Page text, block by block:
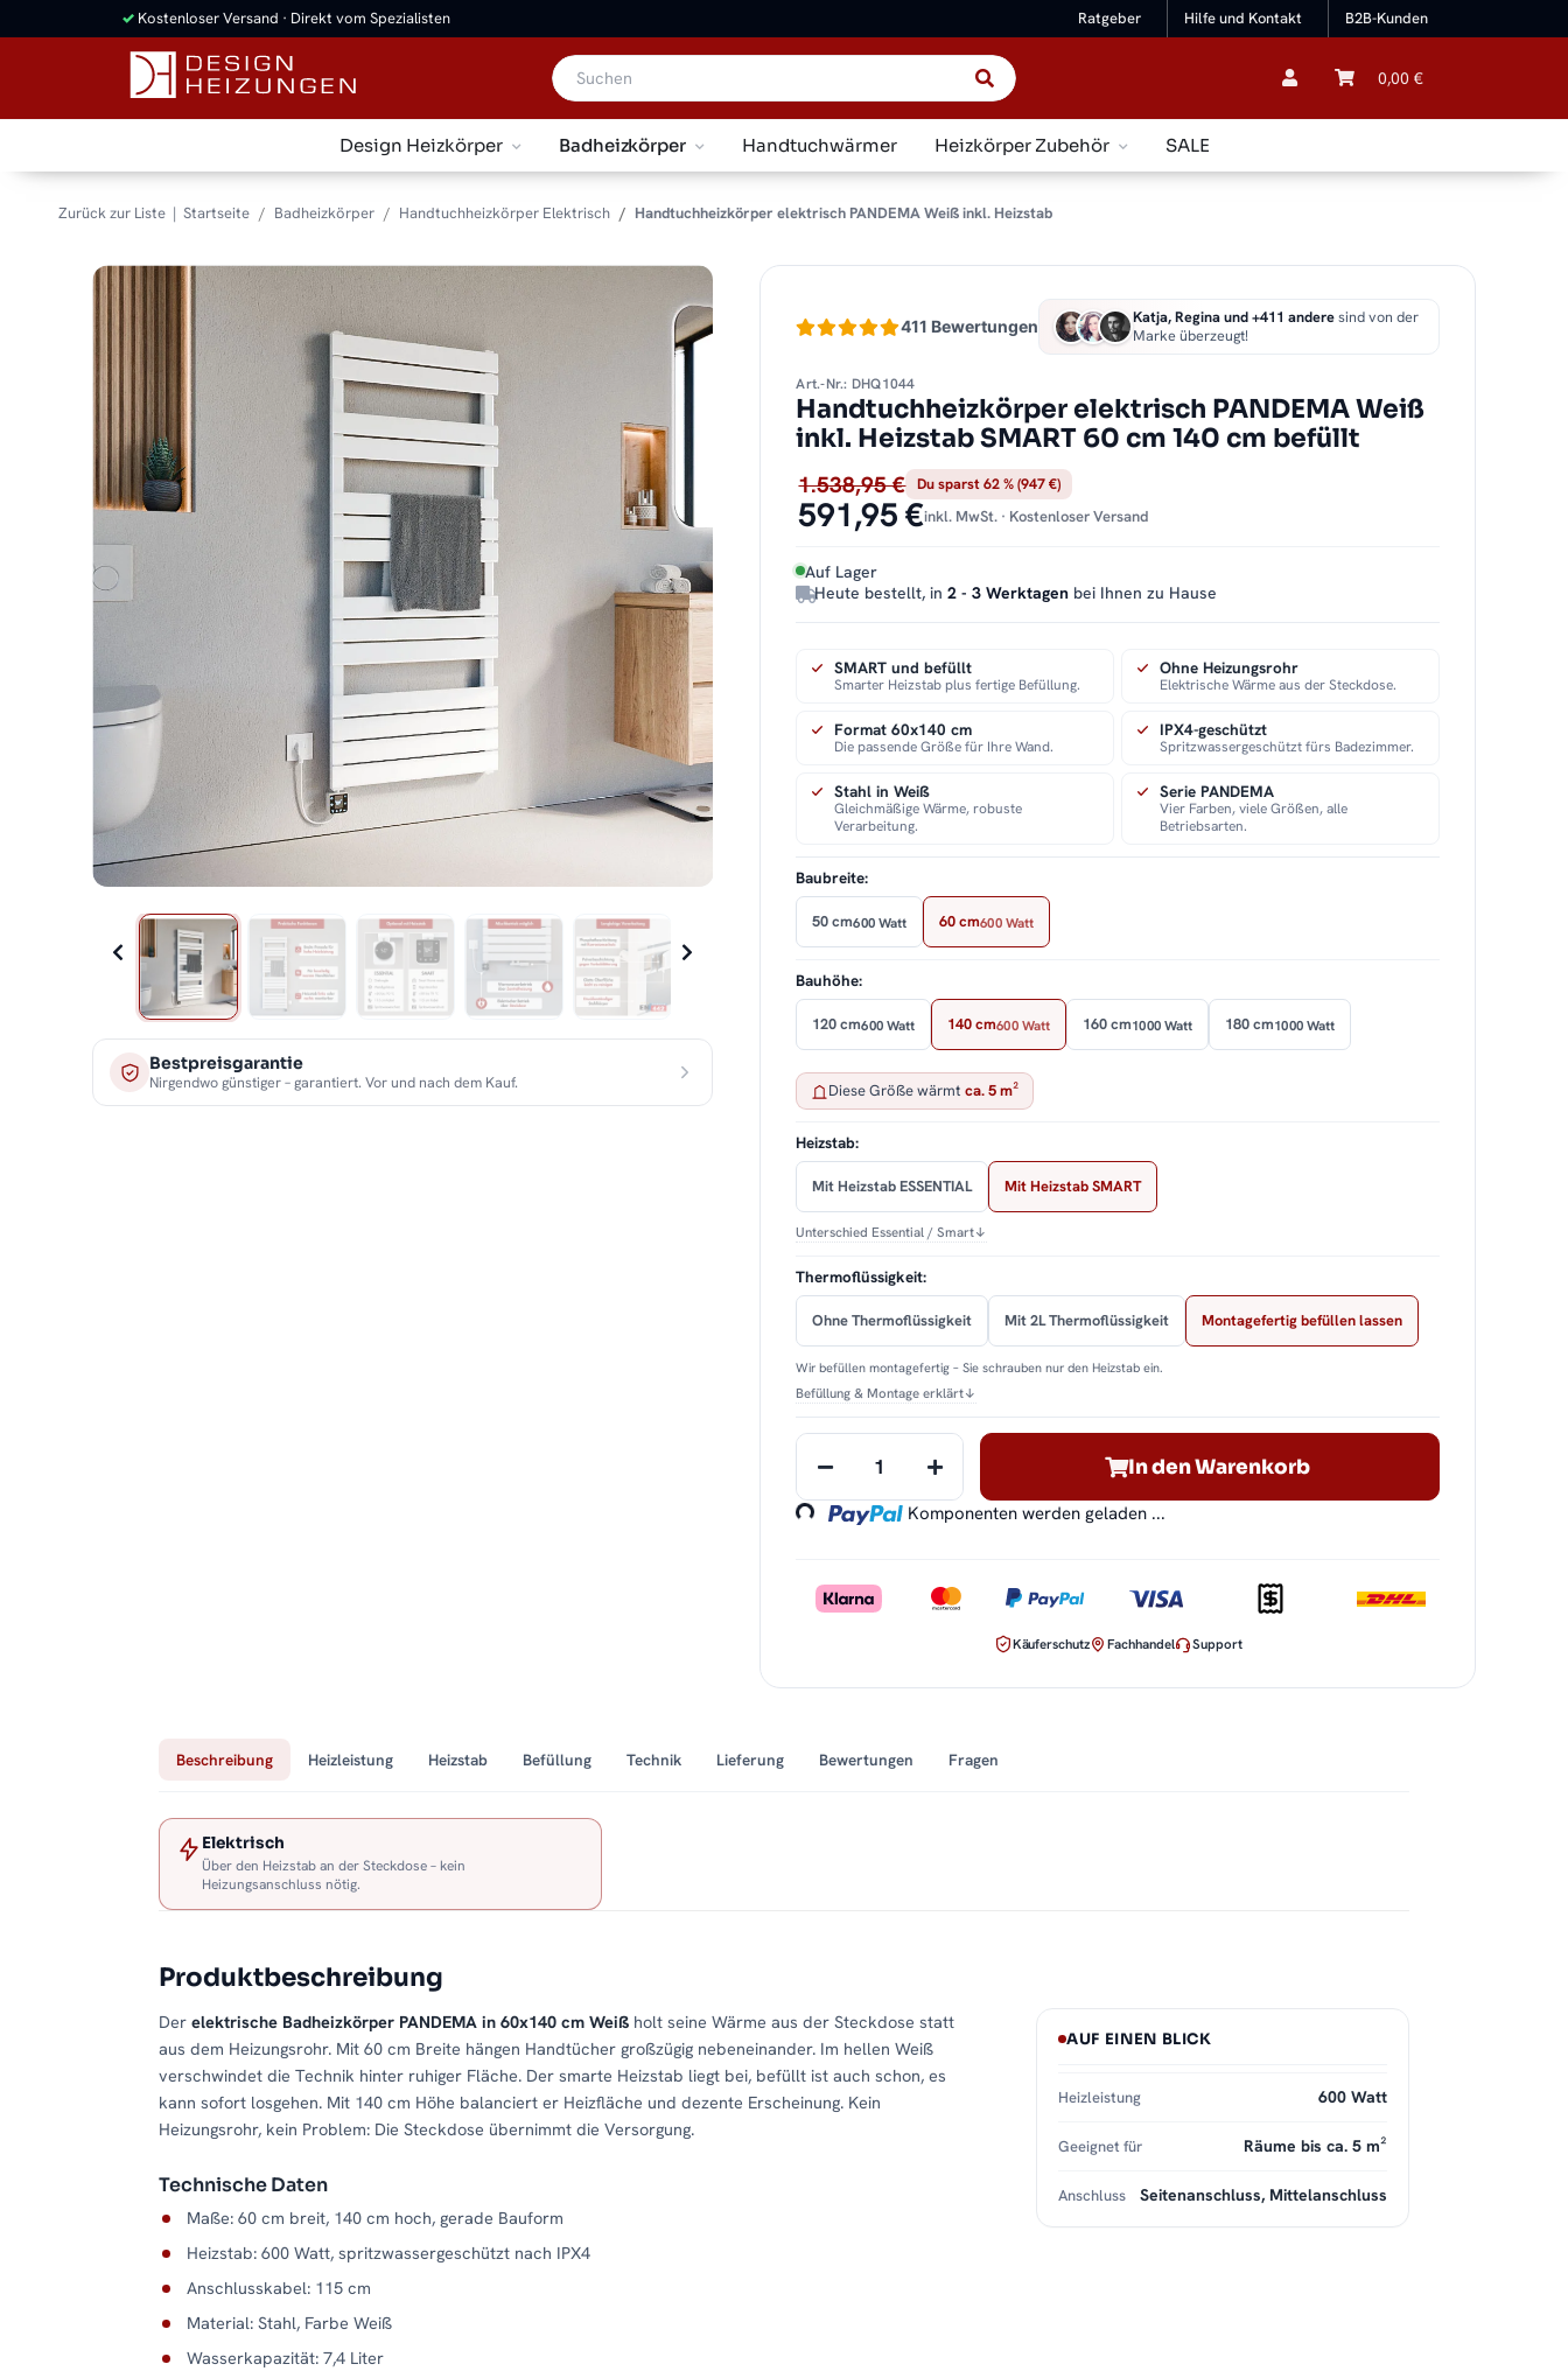
Ratgeber Hilfe und Kontakt B2B-Kunden
✓ Kostenloser Versand · Direkt vom Spezialisten
0,00 €
Design Heizkörper Badheizkörper Handtuchwärmer Heizkörper Zubehör SALE
Zurück zur Liste Startseite Badheizkörper Handtuchheizkörper Elektrisch Handtuchheizkörper elektrisch PANDEMA Weiß inkl. Heizstab
Bestpreisgarantie
Nirgendwo günstiger – garantiert. Vor und nach dem Kauf.
411 Bewertungen Katja, Regina und +411 anderesind von der
Marke überzeugt!
Art.-Nr.: DHQ1044
Handtuchheizkörper elektrisch PANDEMA Weiß
inkl. Heizstab SMART 60 cm 140 cm befüllt
1.538,95 € Du sparst 62 % (947 €)
591,95 €inkl. MwSt. · Kostenloser Versand
Auf Lager
Heute bestellt, in2 - 3 Werktagen bei Ihnen zu Hause
SMART und befüllt
Smarter Heizstab plus fertige Befüllung.
Ohne Heizungsrohr
Elektrische Wärme aus der Steckdose.
Format 60x140 cm
Die passende Größe für Ihre Wand.
IPX4-geschützt
Spritzwassergeschützt fürs Badezimmer.
Stahl in Weiß
Gleichmäßige Wärme, robuste
Verarbeitung.
Serie PANDEMA
Vier Farben, viele Größen, alle
Betriebsarten.
Baubreite:
50 cm600 Watt 60 cm600 Watt
Bauhöhe:
120 cm600 Watt 140 cm600 Watt 160 cm1000 Watt 180 cm1000 Watt
Diese Größe wärmtca. 5 m²
Heizstab:
Mit Heizstab ESSENTIAL Mit Heizstab SMART
Unterschied Essential / Smart↓
Thermoflüssigkeit:
Ohne Thermoflüssigkeit Mit 2L Thermoflüssigkeit Montagefertig befüllen lassen
Wir befüllen montagefertig – Sie schrauben nur den Heizstab ein.
Befüllung & Montage erklärt↓
In den Warenkorb
Loading... Komponenten werden geladen ...
Käuferschutz Fachhandel Support
Beschreibung Heizleistung Heizstab Befüllung Technik Lieferung Bewertungen Fragen
Elektrisch
Über den Heizstab an der Steckdose – kein
Heizungsanschluss nötig.
Produktbeschreibung
Der elektrische Badheizkörper PANDEMA in 60x140 cm Weiß holt seine Wärme aus der Steckdose statt
aus dem Heizungsrohr. Mit 60 cm Breite hängen Handtücher großzügig nebeneinander. Im hellen Weiß
verschwindet die Technik hinter ruhiger Fläche. Der smarte Heizstab liegt bei, befüllt ist auch schon, es
kann sofort losgehen. Mit 140 cm Höhe balanciert er Heizfläche und dezente Erscheinung. Kein
Heizungsrohr, kein Problem: Die Steckdose übernimmt die Versorgung.
Technische Daten
Maße: 60 cm breit, 140 cm hoch, gerade Bauform
Heizstab: 600 Watt, spritzwassergeschützt nach IPX4
Anschlusskabel: 115 cm
Material: Stahl, Farbe Weiß
Wasserkapazität: 7,4 Liter
AUF EINEN BLICK
Heizleistung 600 Watt
Geeignet für Räume bis ca. 5 m²
Anschluss Seitenanschluss, Mittelanschluss